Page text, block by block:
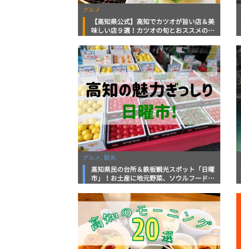
グルメ
【高知県公式】高知でカツオが旨い店＆美
味しい店９選！カツオの旬とおススメのお
グルメ, 観光
高知県民の台所＆鉄板観光スポット「日曜
市」！お土産に地元野菜、ソウルフードま
底解説！